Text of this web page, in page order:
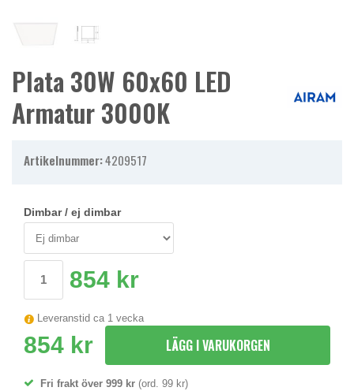
Plata 30W 60x60 LED
Armatur 3000K
Artikelnummer:4209517
Dimbar / ej dimbar
854 kr
Leveranstid ca 1 vecka
854 kr LÄGG I VARUKORGEN
Fri frakt över 999 kr (ord. 99 kr)